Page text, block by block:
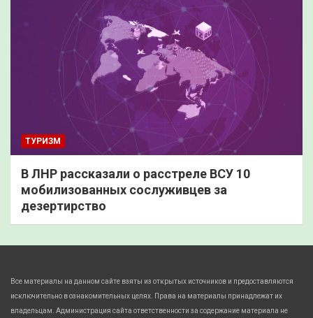
ТУРИЗМ
В ЛНР рассказали о расстреле ВСУ 10
мобилизованных сослуживцев за
дезертирство
Все материалы на данном сайте взяты из открытых источников и предоставляются
исключительно в ознакомительных целях. Права на материалы принадлежат их
владельцам. Администрация сайта ответственности за содержание материала не